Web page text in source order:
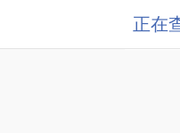
正在